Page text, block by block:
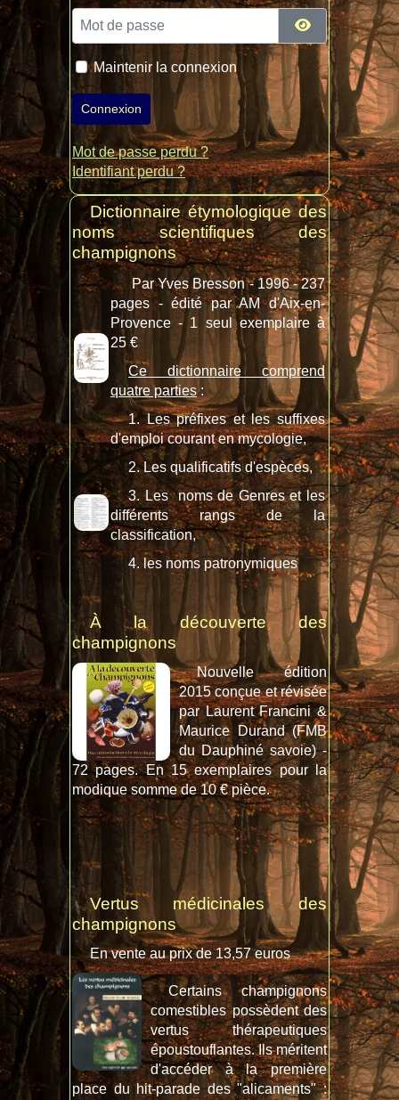
Mot de passe
Afficher le
Maintenir la connexion
Connexion
Mot de passe perdu ?
Identifiant perdu ?
Dictionnaire étymologique des
noms scientifiques des
champignons
Par Yves Bresson - 1996 - 237
pages - édité par AM d'Aix-en-
Provence - 1 seul exemplaire à
25 €
Ce dictionnaire comprend
quatre parties:
1. Les préfixes et les suffixes
d'emploi courant en mycologie,
2. Les qualificatifs d'espèces,
3. Les noms de Genres et les
différents rangs de la
classification,
4. les noms patronymiques
À la découverte des
champignons
Nouvelle édition
2015 conçue et révisée
par Laurent Francini &
Maurice Durand (FMB
du Dauphiné savoie) -
72 pages. En 15 exemplaires pour la
modique somme de 10 € pièce.
Vertus médicinales des
champignons
En vente au prix de 13,57 euros
Certains champignons
comestibles possèdent des
vertus thérapeutiques
époustouflantes. Ils méritent
d'accéder à la première
place du hit-parade des "alicaments" :